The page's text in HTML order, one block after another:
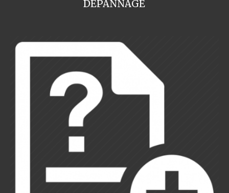
DEPANNAGE